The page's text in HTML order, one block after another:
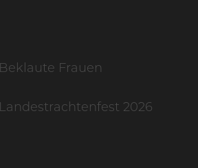
Beklaute Frauen
Landestrachtenfest 2026